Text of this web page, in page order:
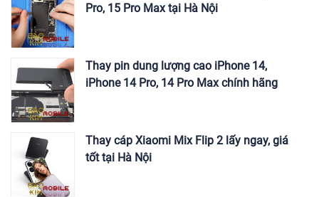
Pro, 15 Pro Max tại Hà Nội
Thay pin dung lượng cao iPhone 14,
iPhone 14 Pro, 14 Pro Max chính hãng
Thay cáp Xiaomi Mix Flip 2 lấy ngay, giá
tốt tại Hà Nội